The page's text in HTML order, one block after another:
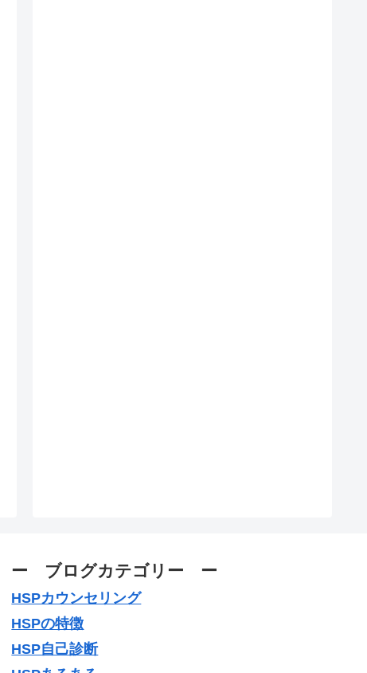
ー ブログカテゴリー ー
HSPカウンセリング
HSPの特徴
HSP自己診断